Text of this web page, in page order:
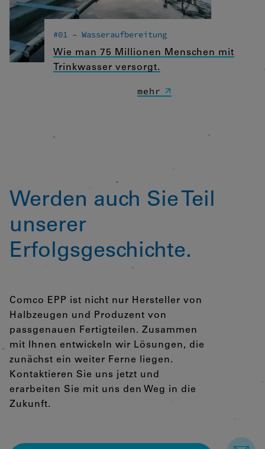
#01 – Wasseraufbereitung
Wie man 75 Millionen Menschen mit
Trinkwasser versorgt.
mehr
Werden auch Sie Teil
unserer
Erfolgsgeschichte.
Comco EPP ist nicht nur Hersteller von
Halbzeugen und Produzent von
passgenauen Fertigteilen. Zusammen
mit Ihnen entwickeln wir Lösungen, die
zunächst ein weiter Ferne liegen.
Kontaktieren Sie uns jetzt und
erarbeiten Sie mit uns den Weg in die
Zukunft.